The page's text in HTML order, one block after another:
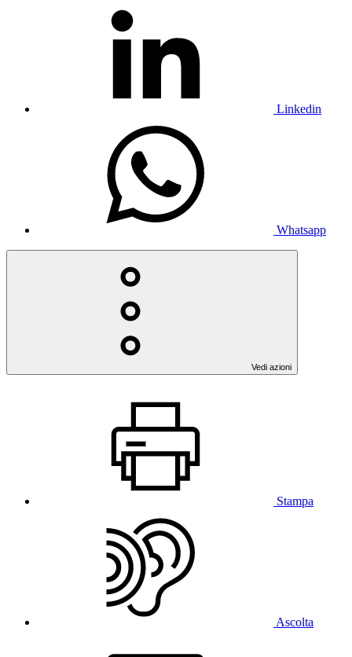
Linkedin
Whatsapp
Vedi azioni
Stampa
Ascolta